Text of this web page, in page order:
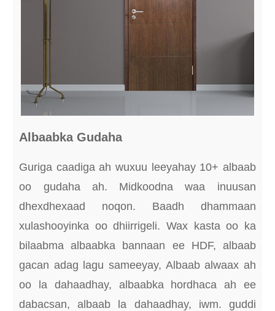
Albaabka Gudaha
Guriga caadiga ah wuxuu leeyahay 10+ albaab
oo gudaha ah. Midkoodna waa inuusan
dhexdhexaad noqon. Baadh dhammaan
xulashooyinka oo dhiirrigeli. Wax kasta oo ka
bilaabma albaabka bannaan ee HDF, albaab
gacan adag lagu sameeyay, Albaab alwaax ah
oo la dahaadhay, albaabka hordhaca ah ee
dabacsan, albaab la dahaadhay, iwm. guddi